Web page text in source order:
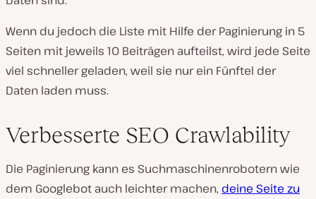
Wenn du jedoch die Liste mit Hilfe der Paginierung in 5
Seiten mit jeweils 10 Beiträgen aufteilst, wird jede Seite
viel schneller geladen, weil sie nur ein Fünftel der
Daten laden muss.
Verbesserte SEO Crawlability
Die Paginierung kann es Suchmaschinenrobotern wie
dem Googlebot auch leichter machen, deine Seite zu